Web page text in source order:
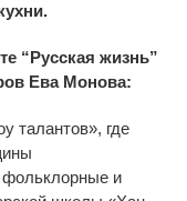
“Русская жизнь”
Ева Монова:
талантов», где
фольклорные и